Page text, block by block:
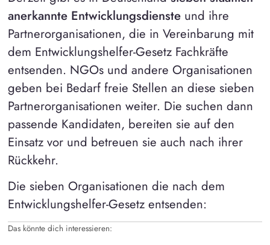
anerkannte Entwicklungsdiensteund ihre
Partnerorganisationen, die in Vereinbarung mit
dem Entwicklungshelfer-Gesetz Fachkräfte
entsenden. NGOs und andere Organisationen
geben bei Bedarf freie Stellen an diese sieben
Partnerorganisationen weiter. Die suchen dann
passende Kandidaten, bereiten sie auf den
Einsatz vor und betreuen sie auch nach ihrer
Rückkehr.
Die sieben Organisationen die nach dem
Entwicklungshelfer-Gesetz entsenden:
Das könnte dich interessieren: